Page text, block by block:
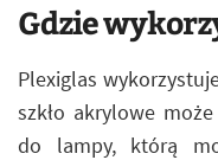
Gdzie
Plexiglas
szkło akrylowe
do lampy, którą